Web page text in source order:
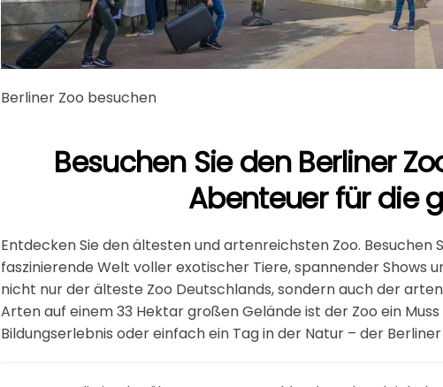
Berliner Zoo besuchen
Besuchen Sie den Berliner
Abenteuer für die
Entdecken Sie den ältesten und artenreichsten Zoo. Besuchen
faszinierende Welt voller exotischer Tiere, spannender Shows
nicht nur der älteste Zoo Deutschlands, sondern auch der
Arten auf einem 33 Hektar großen Gelände ist der Zoo ein
Bildungserlebnis oder einfach ein Tag in der Natur – der